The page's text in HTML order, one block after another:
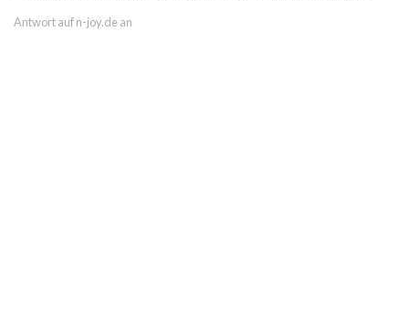
Antwort auf n-joy.de an